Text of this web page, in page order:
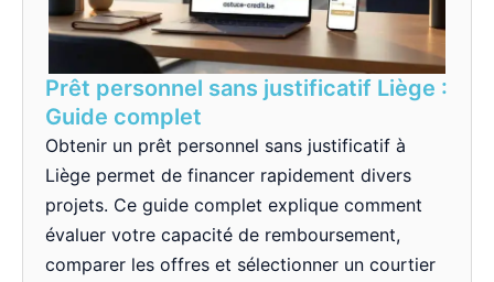
Prêt personnel sans justificatif Liège :
Guide complet
Obtenir un prêt personnel sans justificatif à
Liège permet de financer rapidement divers
projets. Ce guide complet explique comment
évaluer votre capacité de remboursement,
comparer les offres et sélectionner un courtier